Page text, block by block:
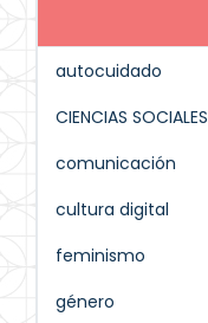
autocuidado
CIENCIAS SOCIALES
comunicación
cultura digital
feminismo
género